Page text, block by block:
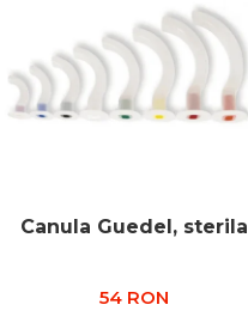
Canula Guedel, sterila
54 RON